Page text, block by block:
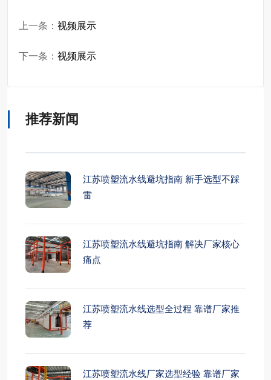
上一条： 视频展示
下一条： 视频展示
推荐新闻
江苏喷塑流水线避坑指南 新手选型不踩
雷
江苏喷塑流水线避坑指南 解决厂家核心
痛点
江苏喷塑流水线选型全过程 靠谱厂家推
荐
江苏喷塑流水线厂家选型经验 靠谱厂家